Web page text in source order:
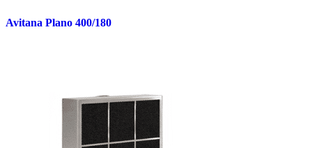
Avitana Plano 400/180